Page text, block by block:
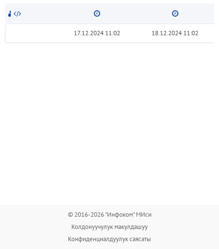
17.12.2024 11:02 18.12.2024 11:02
© 2016-2026 "Инфоком" МИси
Колдонуучулук макулдашуу
Конфиденциалдуулук саясаты